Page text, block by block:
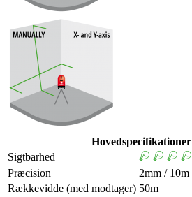
Hovedspecifikationer
Sigtbarhed
Præcision
2mm / 10m
Rækkevidde (med modtager) 50m